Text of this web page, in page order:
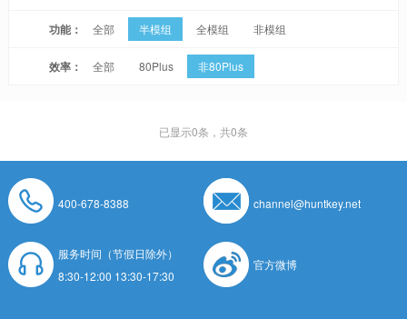
功能： 全部 半模组 全模组 非模组
效率： 全部 80Plus 非80Plus
已显示0条，共0条
400-678-8388 channel@huntkey.net
服务时间（节假日除外）
8:30-12:00 13:30-17:30
官方微博